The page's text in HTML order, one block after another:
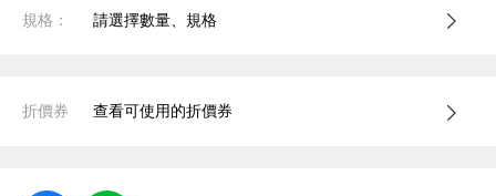
規格： 請選擇數量、規格
折價券 查看可使用的折價券